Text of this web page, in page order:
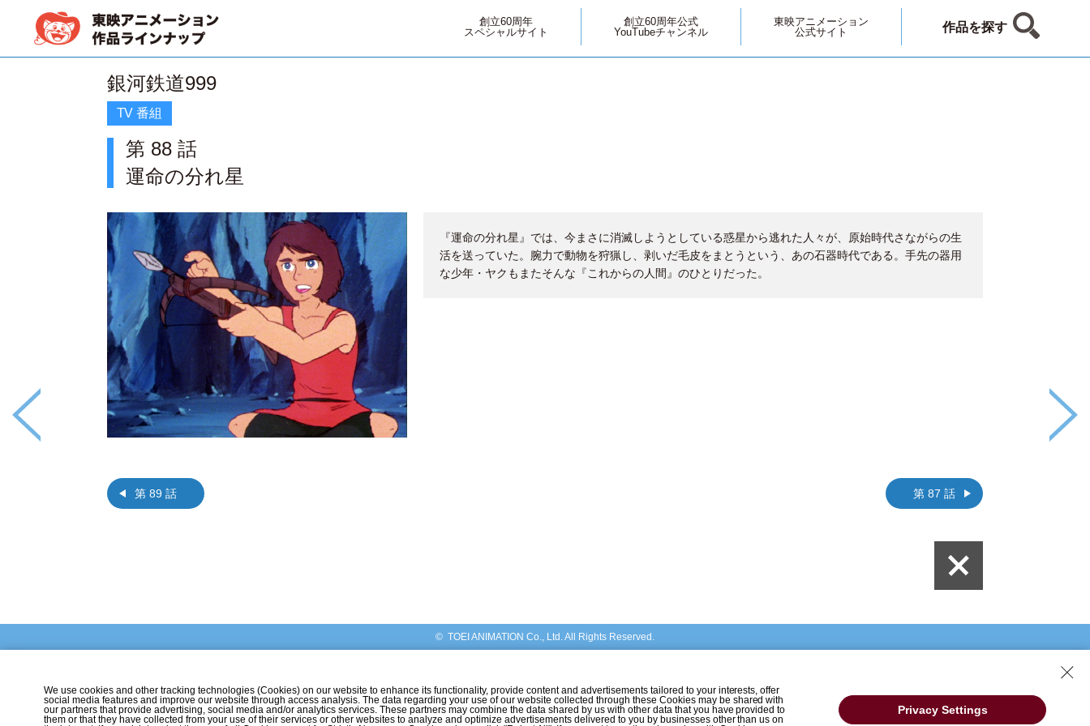
創立60周年
スペシャルサイト
創立60周年公式
YouTubeチャンネル
東映アニメーション
公式サイト
作品を探す
銀河鉄道999
TV 番組
第 88 話
運命の分れ星
『運命の分れ星』では、今まさに消滅しようとしている惑星から逃れた人々が、原始時代さながらの生
活を送っていた。腕力で動物を狩猟し、剥いだ毛皮をまとうという、あの石器時代である。手先の器用
な少年・ヤクもまたそんな『これからの人間』のひとりだった。
第 89 話 第 87 話
© TOEI ANIMATION Co., Ltd. All Rights Reserved.
We use cookies and other tracking technologies (Cookies) on our website to enhance its functionality, provide content and advertisements tailored to your interests, offer
social media features and improve our website through access analysis. The data regarding your use of our website collected through these Cookies may be shared with
our partners that provide advertising, social media and/or analytics services. These partners may combine the data shared by us with other data that you have provided to
them or that they have collected from your use of their services or other websites to analyze and optimize advertisements delivered to you by businesses other than us on
Privacy Settings